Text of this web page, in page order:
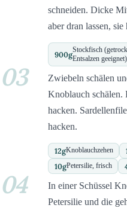
schneiden. Dicke
aber dran lassen,
900gStockfisch
Entsalzen geeignet)
03
Zwiebeln schälen
Knoblauch schälen.
hacken.
hacken.
12gKnoblauchzehen
10gPetersilie, frisch
04
In einer Schüssel
Petersilie und die